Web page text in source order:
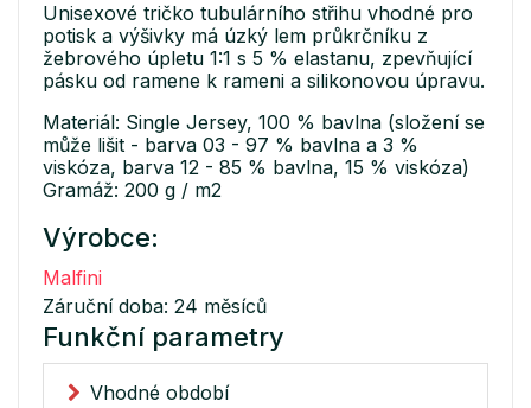
Unisexové tričko tubulárního střihu vhodné pro
potisk a výšivky má úzký lem průkrčníku z
žebrového úpletu 1:1 s 5 % elastanu, zpevňující
pásku od ramene k rameni a silikonovou úpravu.
Materiál: Single Jersey, 100 % bavlna (složení se
může lišit - barva 03 - 97 % bavlna a 3 %
viskóza, barva 12 - 85 % bavlna, 15 % viskóza)
Gramáž: 200 g / m2
Výrobce:
Malfini
Záruční doba: 24 měsíců
Funkční parametry
Vhodné období